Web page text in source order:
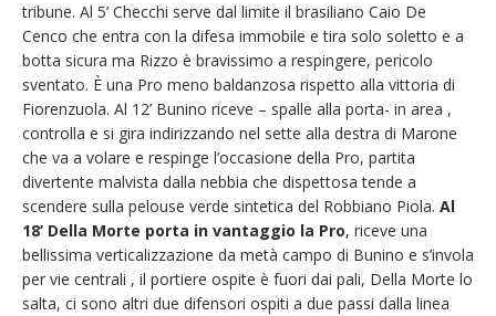
tribune. Al 5’ Checchi serve dal limite il brasiliano Caio De
Cenco che entra con la difesa immobile e tira solo soletto e a
botta sicura ma Rizzo è bravissimo a respingere, pericolo
sventato. È una Pro meno baldanzosa rispetto alla vittoria di
Fiorenzuola. Al 12’ Bunino riceve – spalle alla porta- in area ,
controlla e si gira indirizzando nel sette alla destra di Marone
che va a volare e respinge l’occasione della Pro, partita
divertente malvista dalla nebbia che dispettosa tende a
scendere sulla pelouse verde sintetica del Robbiano Piola. Al
18’ Della Morte porta in vantaggio la Pro, riceve una
bellissima verticalizzazione da metà campo di Bunino e s’invola
per vie centrali , il portiere ospite è fuori dai pali, Della Morte lo
salta, ci sono altri due difensori ospiti a due passi dalla linea